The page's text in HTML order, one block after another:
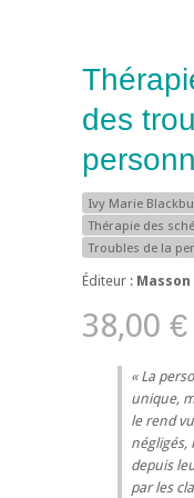
des
Ivy Marie
Thérapie des
Troubles de la
Éditeur : Masson
38,00 €
La
unique,
le rend
négligés,
depuis
par les